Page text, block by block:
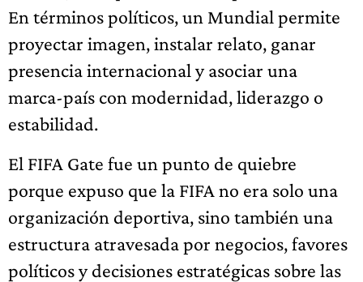
En términos políticos, un Mundial permite
proyectar imagen, instalar relato, ganar
presencia internacional y asociar una
marca-país con modernidad, liderazgo o
estabilidad.
El FIFA Gate fue un punto de quiebre
porque expuso que la FIFA no era solo una
organización deportiva, sino también una
estructura atravesada por negocios, favores
políticos y decisiones estratégicas sobre las